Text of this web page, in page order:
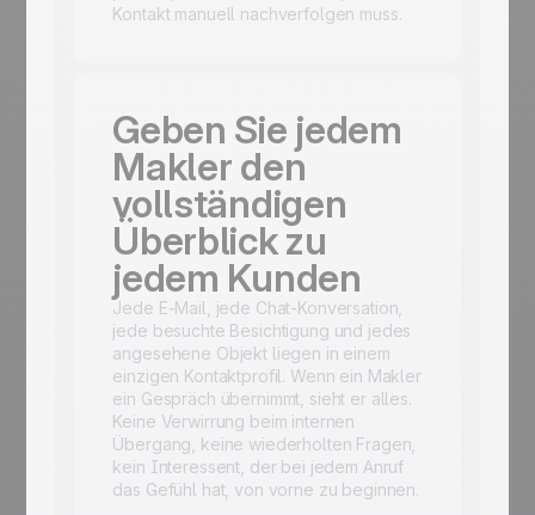
Kontakt manuell nachverfolgen muss.
Geben Sie jedem
Makler den
vollständigen
Überblick zu
jedem Kunden
Jede E-Mail, jede Chat-Konversation,
jede besuchte Besichtigung und jedes
angesehene Objekt liegen in einem
einzigen Kontaktprofil. Wenn ein Makler
ein Gespräch übernimmt, sieht er alles.
Keine Verwirrung beim internen
Übergang, keine wiederholten Fragen,
kein Interessent, der bei jedem Anruf
das Gefühl hat, von vorne zu beginnen.